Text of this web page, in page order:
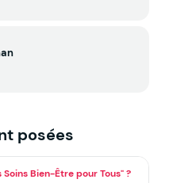
posées
Bien-Être pour Tous" ?